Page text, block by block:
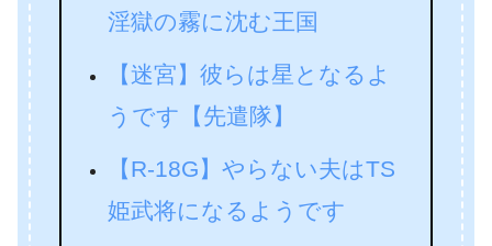
淫獄の霧に沈む王国
【迷宮】彼らは星となるよ
うです【先遣隊】
【R-18G】やらない夫はTS
姫武将になるようです